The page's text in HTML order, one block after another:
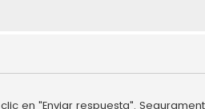
en "Enviar respuesta".